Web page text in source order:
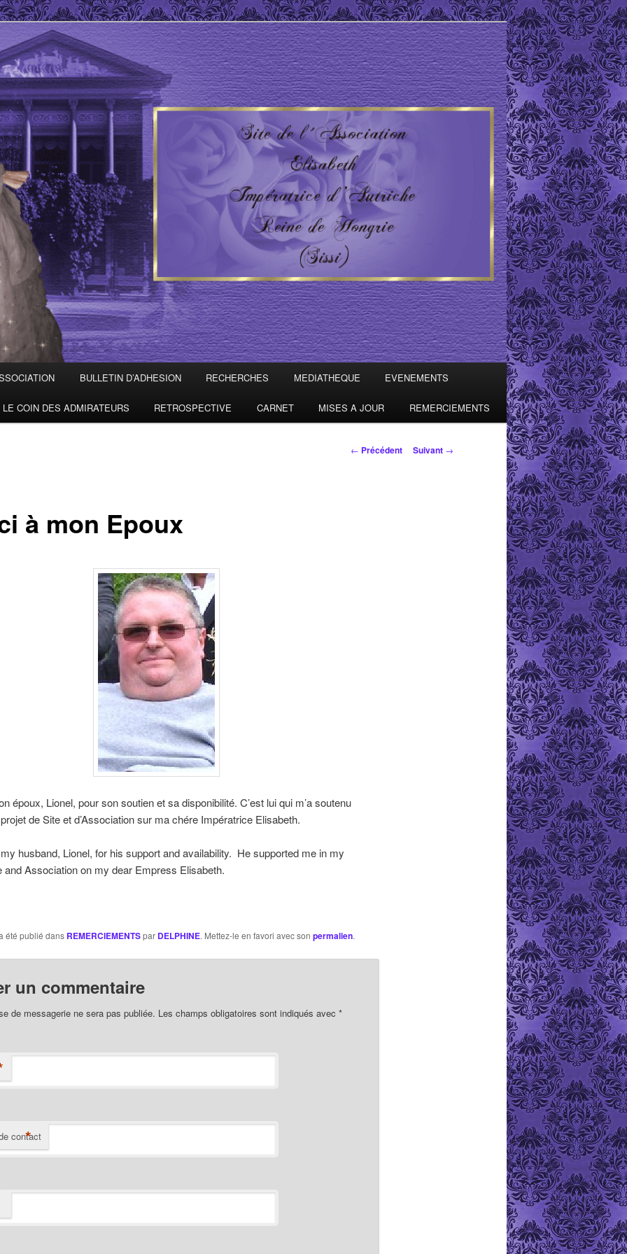
– HONGRIE
d'Autriche – Reine de Hongrie
BULLETIN D’ADHESION RECHERCHES MEDIATHEQUE EVENEMENTS
LE COIN DES ADMIRATEURS RETROSPECTIVE CARNET MISES A JOUR REMERCIEMENTS
Navigation des
← Précédent Suivant →
à mon Epoux
époux, Lionel, pour son soutien et sa disponibilité. C’est lui qui m’a soutenu
de Site et d’Association sur ma chére Impératrice Elisabeth.
husband, Lionel, for his support and availability. He supported me in my
and Association on my dear Empress Elisabeth.
été publié dans REMERCIEMENTSpar DELPHINE. Mettez-le en favori avec son permalien.
un commentaire
de messagerie ne sera pas publiée. Les champs obligatoires sont indiqués avec *
contact
*